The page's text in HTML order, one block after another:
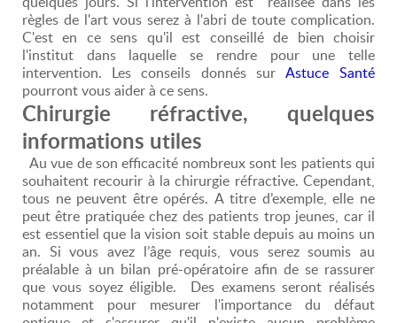
règles de l'art vous serez à l'abri de toute complication.
C'est en ce sens qu'il est conseillé de bien choisir
l'institut dans laquelle se rendre pour une telle
intervention. Les conseils donnés sur Astuce Santé
pourront vous aider à ce sens.
Chirurgie réfractive, quelques
informations utiles
souhaitent recourir à la chirurgie réfractive. Cependant,
tous ne peuvent être opérés. A titre d’exemple, elle ne
peut être pratiquée chez des patients trop jeunes, car il
est essentiel que la vision soit stable depuis au moins un
an. Si vous avez l’âge requis, vous serez soumis au
préalable à un bilan pré-opératoire afin de se rassurer
que vous soyez éligible. Des examens seront réalisés
notamment pour mesurer l'importance du défaut